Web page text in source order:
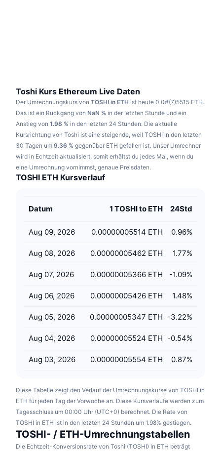
Sport
Finanzen
Technologie
NFT
NFT-Statistiken insgesamt
Anstehende Verkäufe
Technische Analyse
RSI
MACD
Derivate
Liquidationen
Finanzierungsraten
Forschung/Recherche
Videos
Wörterbuch
Kampagnen
Diamant-Prämien
Lernen und verdienen
ICO-Kalender
Ereigniskalender
Toshi Kurs Ethereum Live Daten
Der Umrechnungskurs von TOSHI in ETH ist heute 0.0#(7)5515 ETH.
Das ist ein Rückgang von NaN % in der letzten Stunde und ein
Anstieg von 1.98 % in den letzten 24 Stunden. Die aktuelle
Kursrichtung von Toshi ist eine steigende, weil TOSHI in den letzten
30 Tagen um 9.36 % gegenüber ETH gefallen ist. Unser Umrechner
wird in Echtzeit aktualisiert, somit erhältst du jedes Mal, wenn du
eine Umrechnung vornimmst, genaue Preisdaten.
TOSHI ETH Kursverlauf
Datum 1 TOSHI to ETH 24Std
Aug 09, 2026 0.00000005514 ETH 0.96%
Aug 08, 2026 0.00000005462 ETH 1.77%
Aug 07, 2026 0.00000005366 ETH -1.09%
Aug 06, 2026 0.00000005426 ETH 1.48%
Aug 05, 2026 0.00000005347 ETH -3.22%
Aug 04, 2026 0.00000005524 ETH -0.54%
Aug 03, 2026 0.00000005554 ETH 0.87%
Diese Tabelle zeigt den Verlauf der Umrechnungskurse von TOSHI in
ETH für jeden Tag der Vorwoche an. Diese Kursverläufe werden zum
Tagesschluss um 00:00 Uhr (UTC+0) berechnet. Die Rate von
TOSHI in ETH ist in den letzten 24 Stunden um 1.98% gestiegen.
TOSHI- / ETH-Umrechnungstabellen
Die Echtzeit-Konversionsrate von Toshi (TOSHI) in ETH beträgt